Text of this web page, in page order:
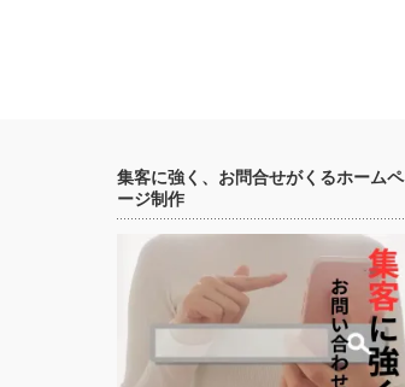
集客に強く、お問合せがくるホームペ
ージ制作